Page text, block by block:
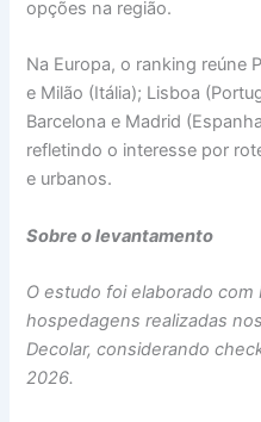
opções na região.
Na Europa, o ranking reúne
e Milão (Itália); Lisboa
Barcelona e Madrid
refletindo o interesse por
e urbanos.
Sobre o levantamento
O estudo foi elaborado
hospedagens realizadas
Decolar, considerando
2026.